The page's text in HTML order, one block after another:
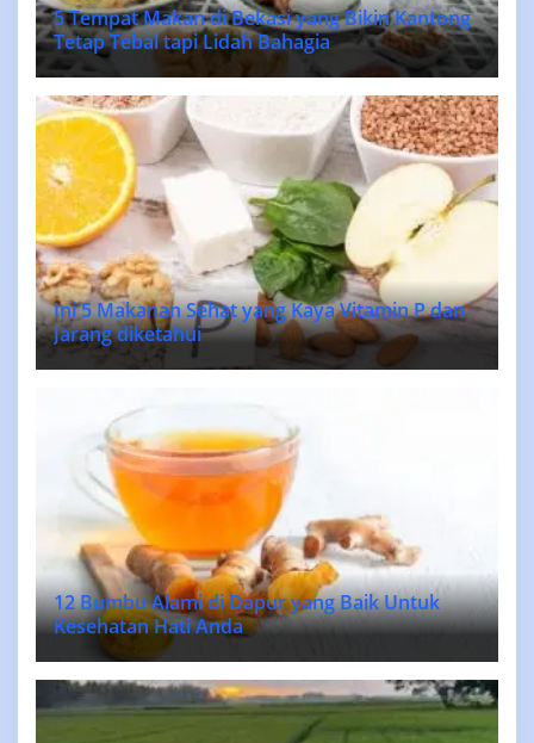
5 Tempat Makan di Bekasi yang Bikin Kantong
Tetap Tebal tapi Lidah Bahagia
Ini 5 Makanan Sehat yang Kaya Vitamin P dan
Jarang diketahui
12 Bumbu Alami di Dapur yang Baik Untuk
Kesehatan Hati Anda